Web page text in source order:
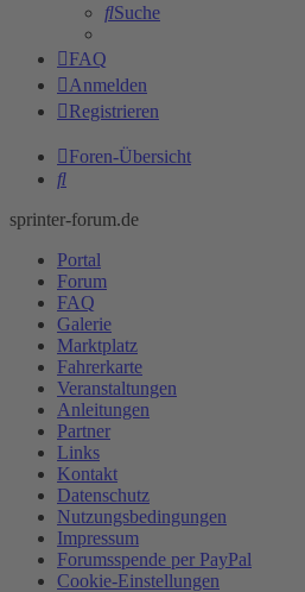
Suche
FAQ
Anmelden
Registrieren
Foren-Übersicht
Suche
sprinter-forum.de
Portal
Forum
FAQ
Galerie
Marktplatz
Fahrerkarte
Veranstaltungen
Anleitungen
Partner
Links
Kontakt
Datenschutz
Nutzungsbedingungen
Impressum
Forumsspende per PayPal
Cookie-Einstellungen